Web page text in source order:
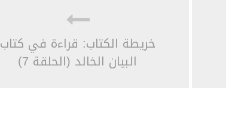
خريطة الكتاب: قراءة في كتاب
البيان الخالد (الحلقة 7)